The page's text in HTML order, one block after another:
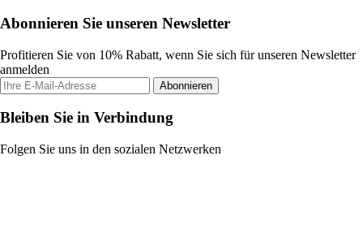
Abonnieren Sie unseren Newsletter
Profitieren Sie von 10% Rabatt, wenn Sie sich für unseren Newsletter
anmelden
Abonnieren
Bleiben Sie in Verbindung
Folgen Sie uns in den sozialen Netzwerken